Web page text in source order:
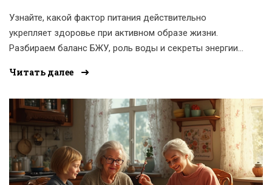
Узнайте, какой фактор питания действительно
укрепляет здоровье при активном образе жизни.
Разбираем баланс БЖУ, роль воды и секреты энергии
Читать далее